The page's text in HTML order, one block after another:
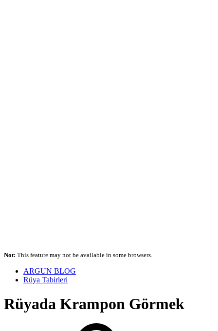
Not: This feature may not be available in some browsers.
ARGUN BLOG
Rüya Tabirleri
Rüyada Krampon Görmek